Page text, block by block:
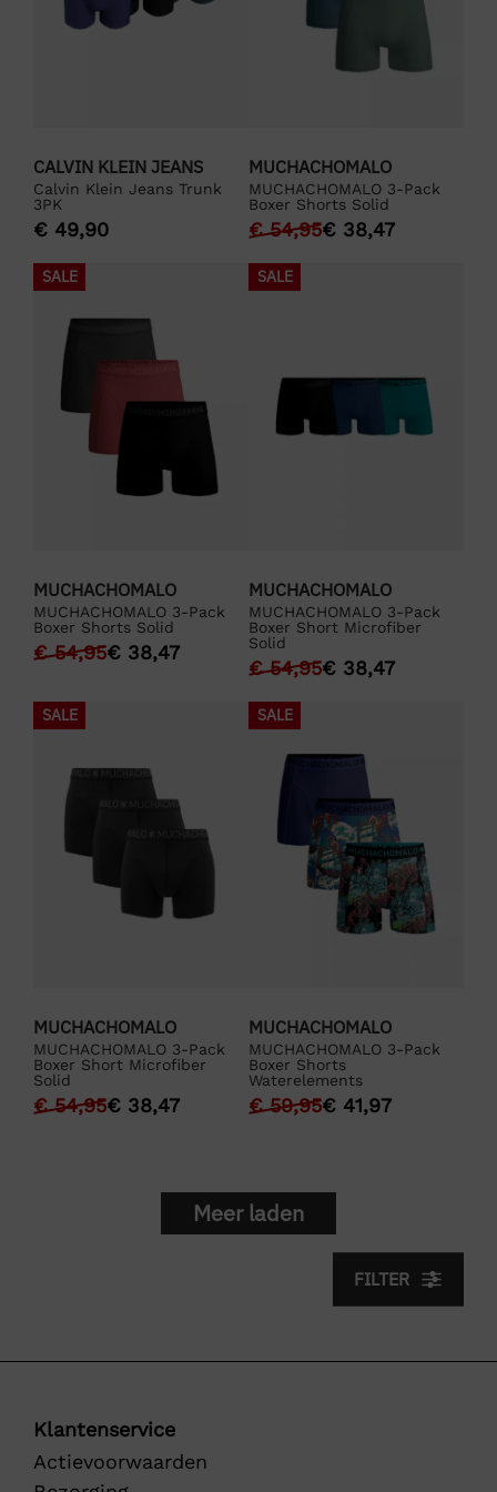
FILTER
CALVIN KLEIN JEANS
Calvin Klein Jeans Trunk
3PK
€ 49,90
MUCHACHOMALO
MUCHACHOMALO 3-Pack
Boxer Shorts Solid
€54,95€ 38,47
SALE
MUCHACHOMALO
MUCHACHOMALO 3-Pack
Boxer Shorts Solid
€54,95€ 38,47
SALE
MUCHACHOMALO
MUCHACHOMALO 3-Pack
Boxer Short Microfiber
Solid
€54,95€ 38,47
SALE
MUCHACHOMALO
MUCHACHOMALO 3-Pack
Boxer Short Microfiber
Solid
€54,95€ 38,47
SALE
MUCHACHOMALO
MUCHACHOMALO 3-Pack
Boxer Shorts
Waterelements
€59,95€ 41,97
Meer laden
Klantenservice
Actievoorwaarden